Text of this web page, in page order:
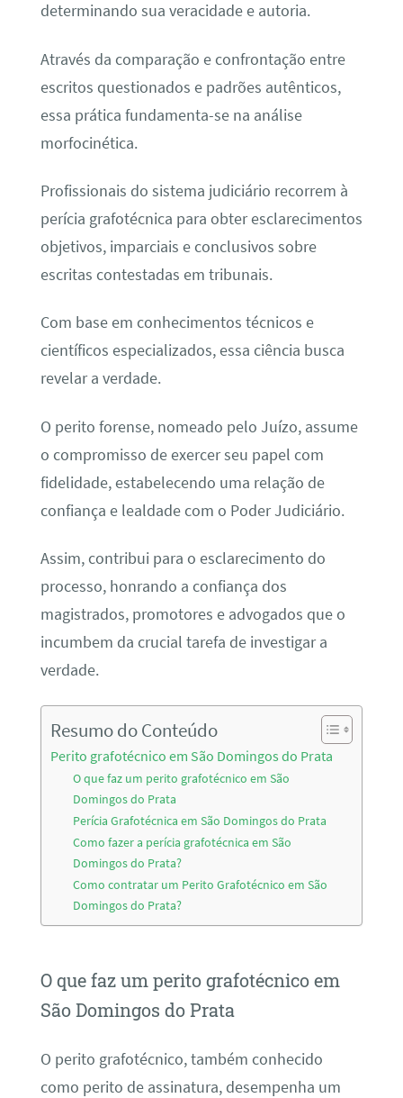
determinando sua veracidade e autoria.
Através da comparação e confrontação entre
escritos questionados e padrões autênticos,
essa prática fundamenta-se na análise
morfocinética.
Profissionais do sistema judiciário recorrem à
perícia grafotécnica para obter esclarecimentos
objetivos, imparciais e conclusivos sobre
escritas contestadas em tribunais.
Com base em conhecimentos técnicos e
científicos especializados, essa ciência busca
revelar a verdade.
O perito forense, nomeado pelo Juízo, assume
o compromisso de exercer seu papel com
fidelidade, estabelecendo uma relação de
confiança e lealdade com o Poder Judiciário.
Assim, contribui para o esclarecimento do
processo, honrando a confiança dos
magistrados, promotores e advogados que o
incumbem da crucial tarefa de investigar a
verdade.
Resumo do Conteúdo
Perito grafotécnico em São Domingos do Prata
O que faz um perito grafotécnico em São
Domingos do Prata
Perícia Grafotécnica em São Domingos do Prata
Como fazer a perícia grafotécnica em São
Domingos do Prata?
Como contratar um Perito Grafotécnico em São
Domingos do Prata?
O que faz um perito grafotécnico em
São Domingos do Prata
O perito grafotécnico, também conhecido
como perito de assinatura, desempenha um